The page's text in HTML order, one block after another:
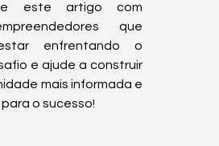
este artigo com
que
enfrentando o
e ajude a construir
mais informada e